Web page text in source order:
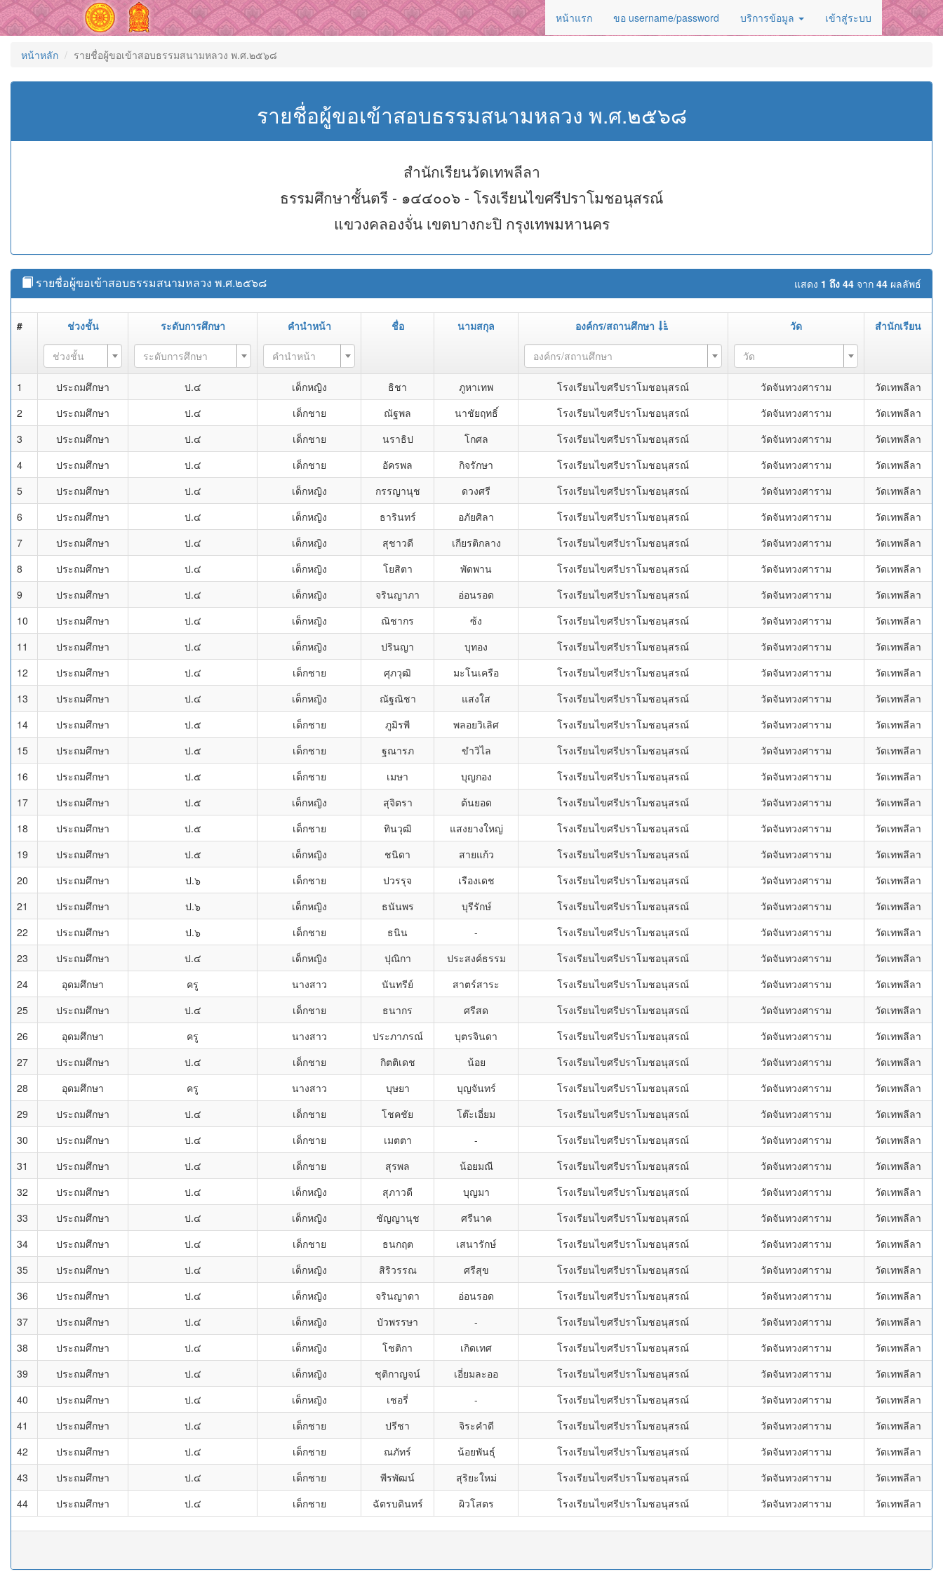
หน้าแรก ขอ username/password บริการข้อมูล เข้าสู่ระบบ
หน้าหลัก รายชื่อผู้ขอเข้าสอบธรรมสนามหลวง พ.ศ.๒๕๖๘
รายชื่อผู้ขอเข้าสอบธรรมสนามหลวง พ.ศ.๒๕๖๘
สำนักเรียนวัดเทพลีลา
ธรรมศึกษาชั้นตรี - ๑๔๔๐๐๖ - โรงเรียนไขศรีปราโมชอนุสรณ์
แขวงคลองจั่น เขตบางกะปิ กรุงเทพมหานคร
แสดง 1 ถึง 44 จาก 44 ผลลัพธ์
รายชื่อผู้ขอเข้าสอบธรรมสนามหลวง พ.ศ.๒๕๖๘
# ช่วงชั้น ระดับการศึกษา คำนำหน้า ชื่อ นามสกุล องค์กร/สถานศึกษา วัด สำนักเรียน
ช่วงชั้น ระดับการศึกษา คำนำหน้า องค์กร/สถานศึกษา วัด
1 ประถมศึกษา ป.๔ เด็กหญิง ธิชา ภูหาเทพ โรงเรียนไขศรีปราโมชอนุสรณ์ วัดจันทวงศาราม
วัดเทพลีลา
2
ประถมศึกษา ป.๔ เด็กชาย ณัฐพล นาชัยฤทธิ์ โรงเรียนไขศรีปราโมชอนุสรณ์ วัดจันทวงศาราม
วัดเทพลีลา
3
ประถมศึกษา ป.๔ เด็กชาย นราธิป โกศล โรงเรียนไขศรีปราโมชอนุสรณ์ วัดจันทวงศาราม
วัดเทพลีลา
4
ประถมศึกษา ป.๔ เด็กชาย อัครพล กิจรักษา โรงเรียนไขศรีปราโมชอนุสรณ์ วัดจันทวงศาราม
วัดเทพลีลา
5
ประถมศึกษา ป.๔ เด็กหญิง กรรญานุช ดวงศรี โรงเรียนไขศรีปราโมชอนุสรณ์ วัดจันทวงศาราม
วัดเทพลีลา
6
ประถมศึกษา ป.๔ เด็กหญิง ธารินทร์ อภัยศิลา โรงเรียนไขศรีปราโมชอนุสรณ์ วัดจันทวงศาราม
วัดเทพลีลา
7
ประถมศึกษา ป.๔ เด็กหญิง สุชาวดี เกียรติกลาง โรงเรียนไขศรีปราโมชอนุสรณ์ วัดจันทวงศาราม
วัดเทพลีลา
8
ประถมศึกษา ป.๔ เด็กหญิง โยสิตา พัดพาน โรงเรียนไขศรีปราโมชอนุสรณ์ วัดจันทวงศาราม
วัดเทพลีลา
9
ประถมศึกษา ป.๔ เด็กหญิง จรินญาภา อ่อนรอด โรงเรียนไขศรีปราโมชอนุสรณ์ วัดจันทวงศาราม
วัดเทพลีลา
10
ประถมศึกษา ป.๔ เด็กหญิง ณิชากร ซ้ง โรงเรียนไขศรีปราโมชอนุสรณ์ วัดจันทวงศาราม
วัดเทพลีลา
11
ประถมศึกษา ป.๔ เด็กหญิง ปรินญา บุทอง โรงเรียนไขศรีปราโมชอนุสรณ์ วัดจันทวงศาราม
วัดเทพลีลา
12
ประถมศึกษา ป.๔ เด็กชาย ศุภวุฒิ มะโนเครือ โรงเรียนไขศรีปราโมชอนุสรณ์ วัดจันทวงศาราม
วัดเทพลีลา
13
ประถมศึกษา ป.๔ เด็กหญิง ณัฐณิชา แสงใส โรงเรียนไขศรีปราโมชอนุสรณ์ วัดจันทวงศาราม
วัดเทพลีลา
14
ประถมศึกษา ป.๕ เด็กชาย ภูมิรพี พลอยวิเลิศ โรงเรียนไขศรีปราโมชอนุสรณ์ วัดจันทวงศาราม
วัดเทพลีลา
15
ประถมศึกษา ป.๕ เด็กชาย ฐณารภ ขำวิไล โรงเรียนไขศรีปราโมชอนุสรณ์ วัดจันทวงศาราม
วัดเทพลีลา
16
ประถมศึกษา ป.๕ เด็กชาย เมษา บุญกอง โรงเรียนไขศรีปราโมชอนุสรณ์ วัดจันทวงศาราม
วัดเทพลีลา
17
ประถมศึกษา ป.๕ เด็กหญิง สุจิตรา ต้นยอด โรงเรียนไขศรีปราโมชอนุสรณ์ วัดจันทวงศาราม
วัดเทพลีลา
18
ประถมศึกษา ป.๕ เด็กชาย ทินวุฒิ แสงยางใหญ่ โรงเรียนไขศรีปราโมชอนุสรณ์ วัดจันทวงศาราม
วัดเทพลีลา
19
ประถมศึกษา ป.๕ เด็กหญิง ชนิดา สายแก้ว โรงเรียนไขศรีปราโมชอนุสรณ์ วัดจันทวงศาราม
วัดเทพลีลา
20
ประถมศึกษา ป.๖ เด็กชาย ปวรรุจ เรืองเดช โรงเรียนไขศรีปราโมชอนุสรณ์ วัดจันทวงศาราม
วัดเทพลีลา
21
ประถมศึกษา ป.๖ เด็กหญิง ธนันพร บุรีรักษ์ โรงเรียนไขศรีปราโมชอนุสรณ์ วัดจันทวงศาราม
วัดเทพลีลา
22
ประถมศึกษา ป.๖ เด็กชาย ธนิน - โรงเรียนไขศรีปราโมชอนุสรณ์ วัดจันทวงศาราม
วัดเทพลีลา
23
ประถมศึกษา ป.๔ เด็กหญิง ปุณิกา ประสงค์ธรรม โรงเรียนไขศรีปราโมชอนุสรณ์ วัดจันทวงศาราม
วัดเทพลีลา
24
อุดมศึกษา ครู นางสาว นันทรีย์ สาตร์สาระ โรงเรียนไขศรีปราโมชอนุสรณ์ วัดจันทวงศาราม
วัดเทพลีลา
25
ประถมศึกษา ป.๔ เด็กชาย ธนากร ศรีสด โรงเรียนไขศรีปราโมชอนุสรณ์ วัดจันทวงศาราม
วัดเทพลีลา
26
อุดมศึกษา ครู นางสาว ประภาภรณ์ บุตรจินดา โรงเรียนไขศรีปราโมชอนุสรณ์ วัดจันทวงศาราม
วัดเทพลีลา
27
ประถมศึกษา ป.๔ เด็กชาย กิตติเดช น้อย โรงเรียนไขศรีปราโมชอนุสรณ์ วัดจันทวงศาราม
วัดเทพลีลา
28
อุดมศึกษา ครู นางสาว บุษยา บุญจันทร์ โรงเรียนไขศรีปราโมชอนุสรณ์ วัดจันทวงศาราม
วัดเทพลีลา
29
ประถมศึกษา ป.๔ เด็กชาย โชคชัย โต๊ะเอี่ยม โรงเรียนไขศรีปราโมชอนุสรณ์ วัดจันทวงศาราม
วัดเทพลีลา
30
ประถมศึกษา ป.๔ เด็กชาย เมตตา - โรงเรียนไขศรีปราโมชอนุสรณ์ วัดจันทวงศาราม
วัดเทพลีลา
31
ประถมศึกษา ป.๔ เด็กชาย สุรพล น้อยมณี โรงเรียนไขศรีปราโมชอนุสรณ์ วัดจันทวงศาราม
วัดเทพลีลา
32
ประถมศึกษา ป.๔ เด็กหญิง สุภาวดี บุญมา โรงเรียนไขศรีปราโมชอนุสรณ์ วัดจันทวงศาราม
วัดเทพลีลา
33
ประถมศึกษา ป.๔ เด็กหญิง ชัญญานุช ศรีนาค โรงเรียนไขศรีปราโมชอนุสรณ์ วัดจันทวงศาราม
วัดเทพลีลา
34
ประถมศึกษา ป.๔ เด็กชาย ธนกฤต เสนารักษ์ โรงเรียนไขศรีปราโมชอนุสรณ์ วัดจันทวงศาราม
วัดเทพลีลา
35
ประถมศึกษา ป.๔ เด็กหญิง สิริวรรณ ศรีสุข โรงเรียนไขศรีปราโมชอนุสรณ์ วัดจันทวงศาราม
วัดเทพลีลา
36
ประถมศึกษา ป.๔ เด็กหญิง จรินญาดา อ่อนรอด โรงเรียนไขศรีปราโมชอนุสรณ์ วัดจันทวงศาราม
วัดเทพลีลา
37
ประถมศึกษา ป.๔ เด็กหญิง บัวพรรษา - โรงเรียนไขศรีปราโมชอนุสรณ์ วัดจันทวงศาราม
วัดเทพลีลา
38
ประถมศึกษา ป.๔ เด็กหญิง โชติกา เกิดเทศ โรงเรียนไขศรีปราโมชอนุสรณ์ วัดจันทวงศาราม
วัดเทพลีลา
39
ประถมศึกษา ป.๔ เด็กหญิง ชุติกาญจน์ เอี่ยมละออ โรงเรียนไขศรีปราโมชอนุสรณ์ วัดจันทวงศาราม
วัดเทพลีลา
40
ประถมศึกษา ป.๔ เด็กหญิง เชอรี่ - โรงเรียนไขศรีปราโมชอนุสรณ์ วัดจันทวงศาราม
วัดเทพลีลา
41
ประถมศึกษา ป.๔ เด็กชาย ปรีชา จิระคำดี โรงเรียนไขศรีปราโมชอนุสรณ์ วัดจันทวงศาราม
วัดเทพลีลา
42
ประถมศึกษา ป.๔ เด็กชาย ณภัทร์ น้อยพันธุ์ โรงเรียนไขศรีปราโมชอนุสรณ์ วัดจันทวงศาราม
วัดเทพลีลา
43
ประถมศึกษา ป.๔ เด็กชาย พีรพัฒน์ สุริยะใหม่ โรงเรียนไขศรีปราโมชอนุสรณ์ วัดจันทวงศาราม
วัดเทพลีลา
44
ประถมศึกษา ป.๔ เด็กชาย ฉัตรบดินทร์ ผิวโสตร โรงเรียนไขศรีปราโมชอนุสรณ์ วัดจันทวงศาราม วัดเทพลีลา